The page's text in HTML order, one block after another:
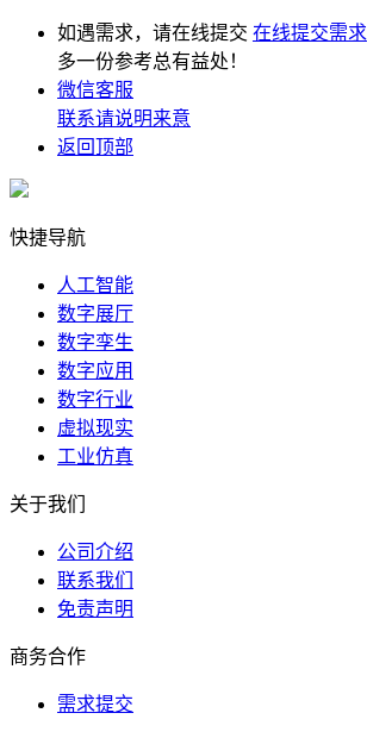
如遇需求，请在线提交 在线提交需求
多一份参考总有益处！
微信客服
联系请说明来意
返回顶部
快捷导航
人工智能
数字展厅
数字孪生
数字应用
数字行业
虚拟现实
工业仿真
关于我们
公司介绍
联系我们
免责声明
商务合作
需求提交